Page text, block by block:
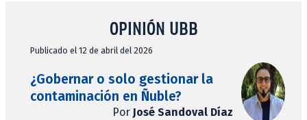
OPINIÓN UBB
Publicado el 12 de abril del 2026
¿Gobernar o solo gestionar la
contaminación en Ñuble?
Por José Sandoval Díaz